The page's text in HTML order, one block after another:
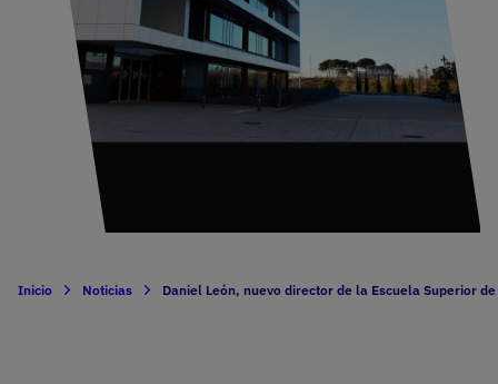
Inicio Noticias Daniel León, nuevo director de la Escuela Superior